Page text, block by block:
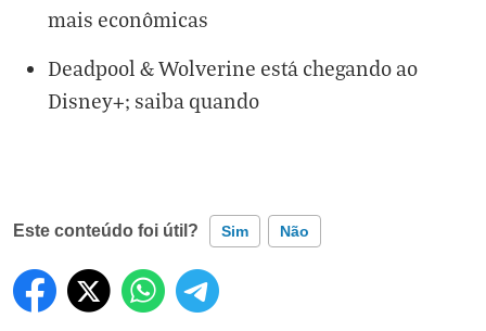
mais econômicas
Deadpool & Wolverine está chegando ao
Disney+; saiba quando
Este conteúdo foi útil? Sim Não
Este conteúdo contém informação incorreta